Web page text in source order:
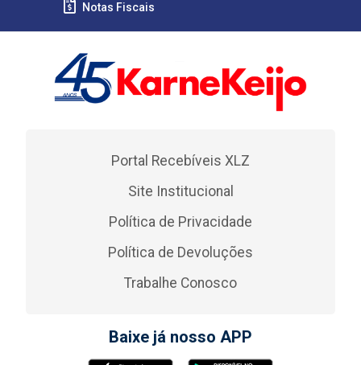
Notas Fiscais
Portal Recebíveis XLZ
Site Institucional
Política de Privacidade
Política de Devoluções
Trabalhe Conosco
Baixe já nosso APP